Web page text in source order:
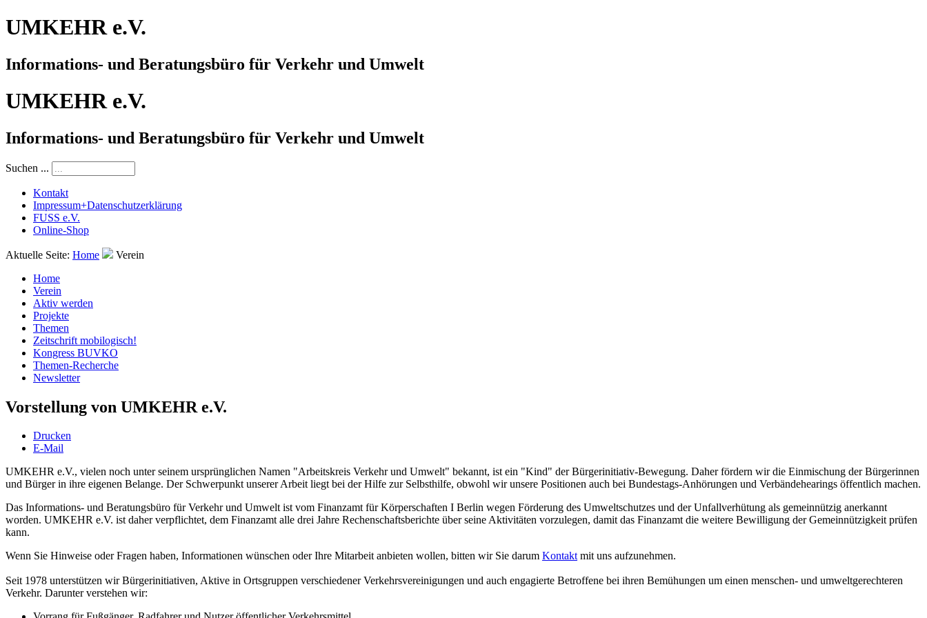
UMKEHR e.V.
Informations- und Beratungsbüro für Verkehr und Umwelt
UMKEHR e.V.
Informations- und Beratungsbüro für Verkehr und Umwelt
Suchen ...
Kontakt
Impressum+Datenschutzerklärung
FUSS e.V.
Online-Shop
Aktuelle Seite: Home
Verein
Home
Verein
Aktiv werden
Projekte
Themen
Zeitschrift mobilogisch!
Kongress BUVKO
Themen-Recherche
Newsletter
Vorstellung von UMKEHR e.V.
Drucken
E-Mail
UMKEHR e.V., vielen noch unter seinem ursprünglichen Namen "Arbeitskreis Verkehr und Umwelt" bekannt, ist ein "Kind" der Bürgerinitiativ-Bewegung. Daher fördern wir die Einmischung der Bürgerinnen
und Bürger in ihre eigenen Belange. Der Schwerpunkt unserer Arbeit liegt bei der Hilfe zur Selbsthilfe, obwohl wir unsere Positionen auch bei Bundestags-Anhörungen und Verbändehearings öffentlich machen.
Das Informations- und Beratungsbüro für Verkehr und Umwelt ist vom Finanzamt für Körperschaften I Berlin wegen Förderung des Umweltschutzes und der Unfallverhütung als gemeinnützig anerkannt
worden. UMKEHR e.V. ist daher verpflichtet, dem Finanzamt alle drei Jahre Rechenschaftsberichte über seine Aktivitäten vorzulegen, damit das Finanzamt die weitere Bewilligung der Gemeinnützigkeit prüfen
kann.
Wenn Sie Hinweise oder Fragen haben, Informationen wünschen oder Ihre Mitarbeit anbieten wollen, bitten wir Sie darum Kontaktmit uns aufzunehmen.
Seit 1978 unterstützen wir Bürgerinitiativen, Aktive in Ortsgruppen verschiedener Verkehrsvereinigungen und auch engagierte Betroffene bei ihren Bemühungen um einen menschen- und umweltgerechteren
Verkehr. Darunter verstehen wir: